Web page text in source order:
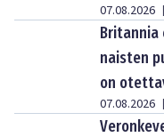
07.08.2026 |
Britannia
naisten
on
07.08.2026 |